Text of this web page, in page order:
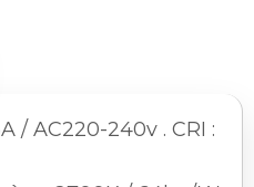
/ AC220-240v . CRI :